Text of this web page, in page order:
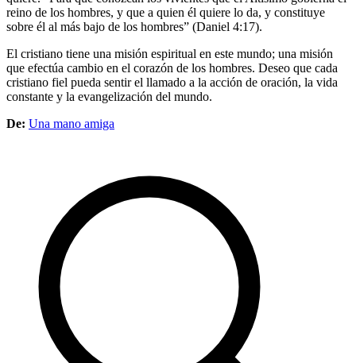
reino de los hombres, y que a quien él quiere lo da, y constituye
sobre él al más bajo de los hombres” (Daniel 4:17).
El cristiano tiene una misión espiritual en este mundo; una misión
que efectúa cambio en el corazón de los hombres. Deseo que cada
cristiano fiel pueda sentir el llamado a la acción de oración, la vida
constante y la evangelización del mundo.
De: Una mano amiga